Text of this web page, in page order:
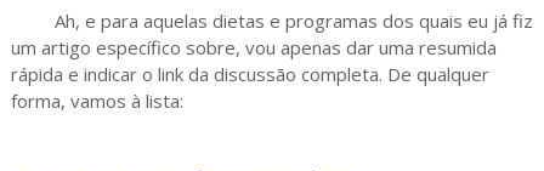
Ah, e para aquelas dietas e programas dos quais eu já fiz
um artigo específico sobre, vou apenas dar uma resumida
rápida e indicar o link da discussão completa. De qualquer
forma, vamos à lista: